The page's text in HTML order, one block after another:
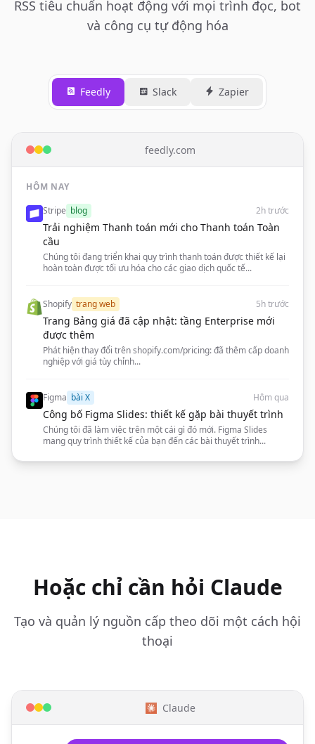
RSS tiêu chuẩn hoạt động với mọi trình đọc, bot
và công cụ tự động hóa
Feedly Slack Zapier
feedly.com
HÔM NAY
Stripe blog 2h trước
Trải nghiệm Thanh toán mới cho Thanh toán Toàn
cầu
Chúng tôi đang triển khai quy trình thanh toán được thiết kế lại
hoàn toàn được tối ưu hóa cho các giao dịch quốc tế...
Shopify trang web 5h trước
Trang Bảng giá đã cập nhật: tầng Enterprise mới
được thêm
Phát hiện thay đổi trên shopify.com/pricing: đã thêm cấp doanh
nghiệp với giá tùy chỉnh...
Figma bài X Hôm qua
Công bố Figma Slides: thiết kế gặp bài thuyết trình
Chúng tôi đã làm việc trên một cái gì đó mới. Figma Slides
mang quy trình thiết kế của bạn đến các bài thuyết trình...
Hoặc chỉ cần hỏi Claude
Tạo và quản lý nguồn cấp theo dõi một cách hội
thoại
Claude